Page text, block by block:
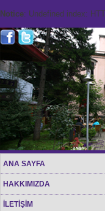
Notice: Undefined index:
ANA SAYFA
HAKKIMIZDA
İLETİŞİM